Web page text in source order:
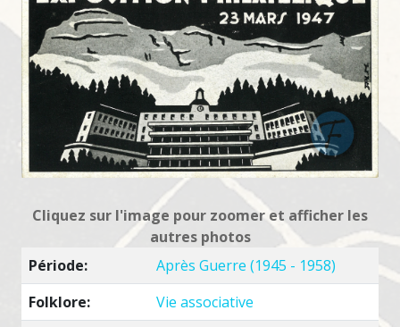
Cliquez sur l'image pour zoomer et afficher les
autres photos
Période:
Après Guerre (1945 - 1958)
Folklore:
Vie associative